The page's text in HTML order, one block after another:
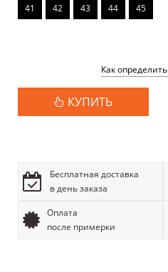
41 42 43 44 45
Как
КУПИТЬ
Бесплатная доставка
в день заказа
Оплата
после примерки